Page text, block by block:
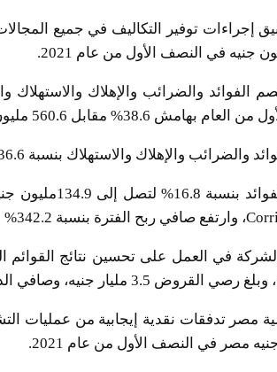
توفير التكاليف في جميع
مقابل 560.6 مليون جنيه وهامش 29.2%.
والإهلاك والاستهلاك بنسبة 136.6% لتصل إلى 1.23 مليار جنيه.
وانخفضت
في العمل على تحسين نتائج القوائم